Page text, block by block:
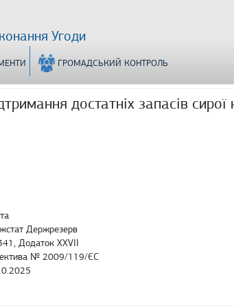
Угоди
ГРОМАДСЬКИЙ КОНТРОЛЬ
достатніх запасів
Держрезерв
Додаток XXVII
№ 2009/119/ЄС